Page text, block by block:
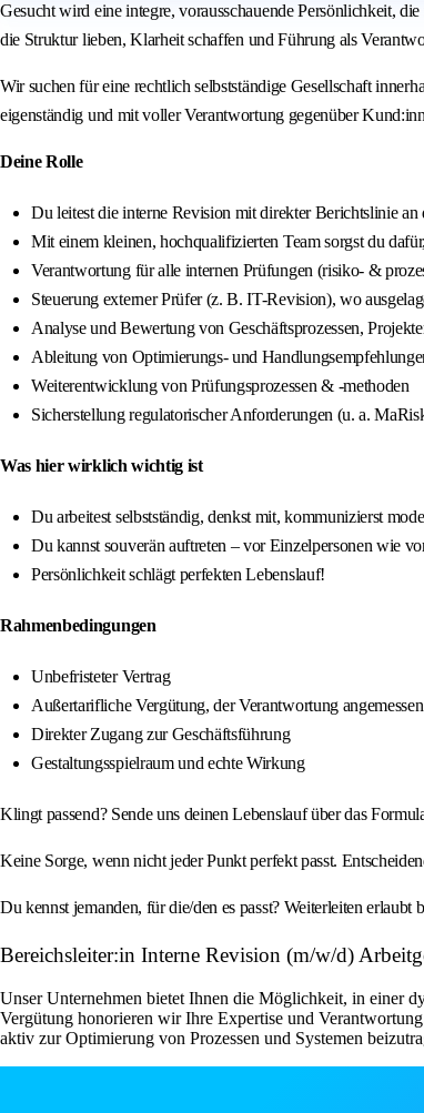
Gesucht wird eine integre, vorausschauende Persönlichkeit,
die Struktur lieben, Klarheit schaffen und Führung als
Wir suchen für eine rechtlich selbstständige Gesellschaft
eigenständig und mit voller Verantwortung gegenüber
Deine Rolle
Du leitest die interne Revision mit direkter Berichtslinie an
Mit einem kleinen, hochqualifizierten Team sorgst du
Verantwortung für alle internen Prüfungen (risiko- &
Steuerung externer Prüfer (z. B. IT-Revision), wo
Analyse und Bewertung von Geschäftsprozessen,
Ableitung von Optimierungs- und
Weiterentwicklung von Prüfungsprozessen & -methoden
Sicherstellung regulatorischer Anforderungen (u. a.
Was hier wirklich wichtig ist
Du arbeitest selbstständig, denkst mit, kommunizierst
Du kannst souverän auftreten – vor Einzelpersonen wie
Persönlichkeit schlägt perfekten Lebenslauf!
Rahmenbedingungen
Unbefristeter Vertrag
Außertarifliche Vergütung, der Verantwortung angemessen
Direkter Zugang zur Geschäftsführung
Gestaltungsspielraum und echte Wirkung
Klingt passend? Sende uns deinen Lebenslauf über das
Keine Sorge, wenn nicht jeder Punkt perfekt passt.
Du kennst jemanden, für die/den es passt? Weiterleiten erlaubt
Bereichsleiter:in Interne Revision (m/w/d)
Unser Unternehmen bietet Ihnen die Möglichkeit, in einer
Vergütung honorieren wir Ihre Expertise und
aktiv zur Optimierung von Prozessen und Systemen